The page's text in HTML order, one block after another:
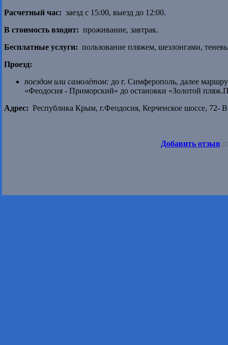
Расчетный час: заезд с 15:00, выезд до 12:00.
В стоимость входит: проживание, завтрак.
Бесплатные услуги: пользование пляжем, шезлонгами,
Проезд:
поездом или самолётом: до г. Симферополь, далее
«Феодосия - Приморский» до остановки «Золотой
Адрес: Республика Крым, г.Феодосия, Керченское шоссе, 72-
Добавить отзыв